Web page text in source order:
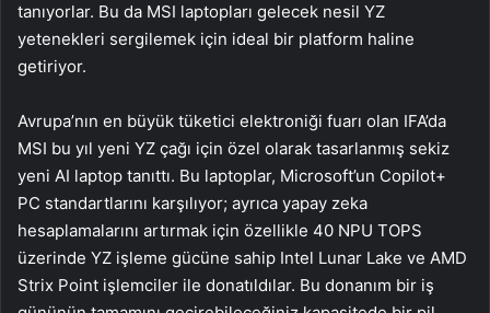
tanıyorlar. Bu da MSI laptopları gelecek nesil YZ
yetenekleri sergilemek için ideal bir platform haline
getiriyor.
Avrupa’nın en büyük tüketici elektroniği fuarı olan IFA’da
MSI bu yıl yeni YZ çağı için özel olarak tasarlanmış sekiz
yeni AI laptop tanıttı. Bu laptoplar, Microsoft’un Copilot+
PC standartlarını karşılıyor; ayrıca yapay zeka
hesaplamalarını artırmak için özellikle 40 NPU TOPS
üzerinde YZ işleme gücüne sahip Intel Lunar Lake ve AMD
Strix Point işlemciler ile donatıldılar. Bu donanım bir iş